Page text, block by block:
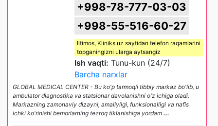
+998-78-777-03-03
+998-55-516-60-27
Iltimos, Kliniks uz saytidan telefon raqamlarini
topganingizni ularga aytsangiz
Ish vaqti: Tunu-kun (24/7)
Barcha narxlar
GLOBAL MEDICAL CENTER - Bu ko'p tarmoqli tibbiy markaz bo'lib, u
ambulator diagnostika va statsionar davolanishni o'z ichiga oladi.
Markazning zamonaviy dizayni, amaliyligi, funksionalligi va nafis
ichki ko'rinishi bemorlarning tezroq tiklanishiga yordam ...